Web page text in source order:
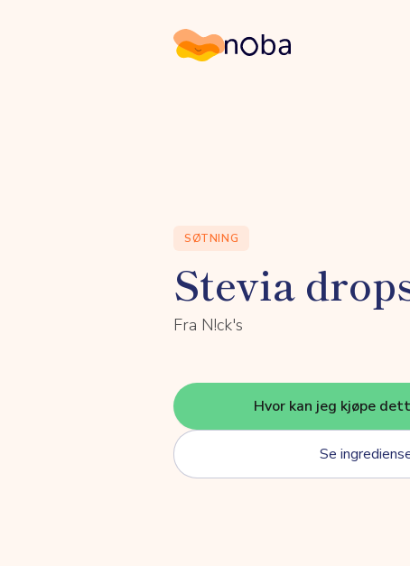
Noba
SØTNING
Stevia
Fra N!ck's
Hvor kan jeg kjøpe
Se